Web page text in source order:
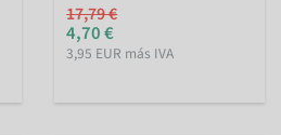
17,79 €
4,70 €
3,95 EUR más IVA